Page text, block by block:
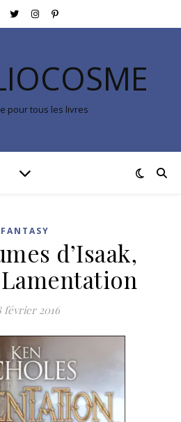
pour tous les livres
FANTASY
d’Isaak,
février 2016